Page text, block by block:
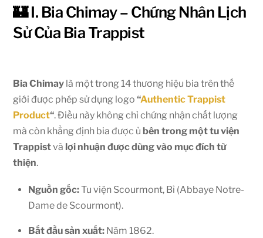
🏰 I. Bia Chimay – Chứng Nhân Lịch
Sử Của Bia Trappist
Bia Chimay là một trong 14 thương hiệu bia trên thế
giới được phép sử dụng logo“Authentic Trappist
Product“. Điều này không chỉ chứng nhận chất lượng
mà còn khẳng định bia được ủ bên trong một tu viện
Trappistvà lợi nhuận được dùng vào mục đích từ
thiện.
Nguồn gốc:Tu viện Scourmont, Bỉ (Abbaye Notre-
Dame de Scourmont).
Bắt đầu sản xuất: Năm 1862.